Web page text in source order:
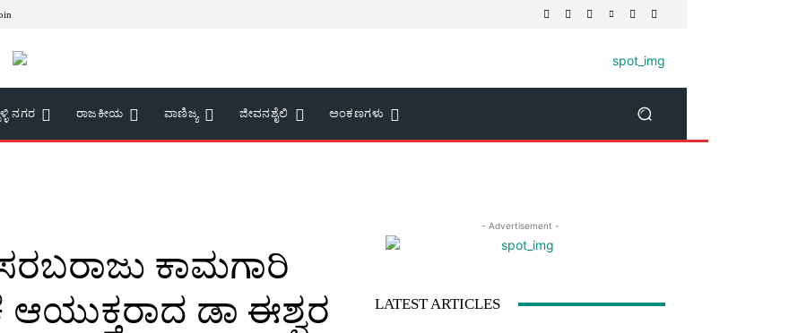
ನಗರ ರಾಜಕೀಯ ವಾಣಿಜ್ಯ ಜೀವನಶೈಲಿ ಅಂಕಣಗಳು
ಕಾಮಗಾರಿ
ಡಾ ಈಶ್ವರ
- Advertisement -
LATEST ARTICLES